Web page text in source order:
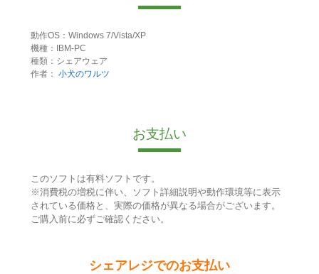
動作OS：Windows 7/Vista/XP
機種：IBM-PC
種類：シェアウェア
作者： 小犬のワルツ
お支払い
このソフトは有料ソフトです。
※消費税の増税に伴い、ソフト詳細説明や動作環境等に表示
されている価格と、実際の価格が異なる場合がございます。
ご購入前に必ずご確認ください。
シェアレジでのお支払い